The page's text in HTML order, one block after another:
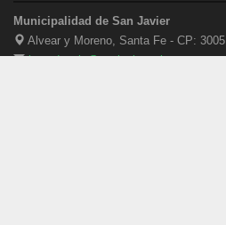
Municipalidad de San Javier
Alvear y Moreno, Santa Fe - CP: 3005
intendencia@sanjavier.gob.ar